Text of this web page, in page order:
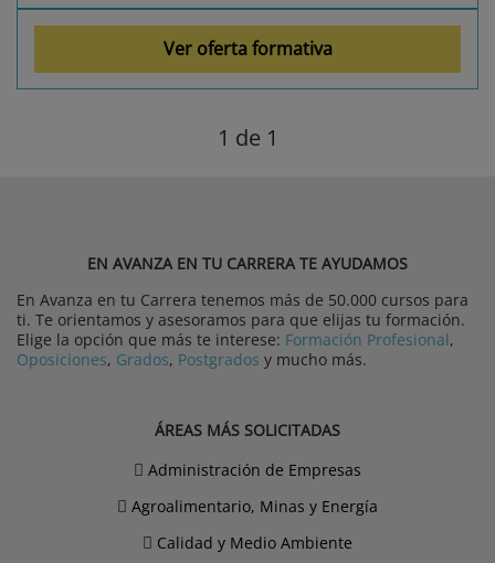
Ver oferta formativa
1 de 1
EN AVANZA EN TU CARRERA TE AYUDAMOS
En Avanza en tu Carrera tenemos más de 50.000 cursos para
ti. Te orientamos y asesoramos para que elijas tu formación.
Elige la opción que más te interese: Formación Profesional,
Oposiciones, Grados, Postgrados y mucho más.
ÁREAS MÁS SOLICITADAS
Administración de Empresas
Agroalimentario, Minas y Energía
Calidad y Medio Ambiente